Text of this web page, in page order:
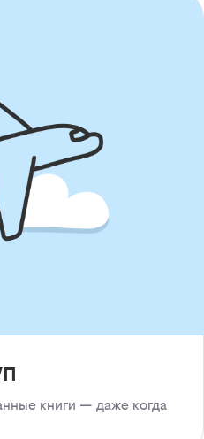
книги — даже когда